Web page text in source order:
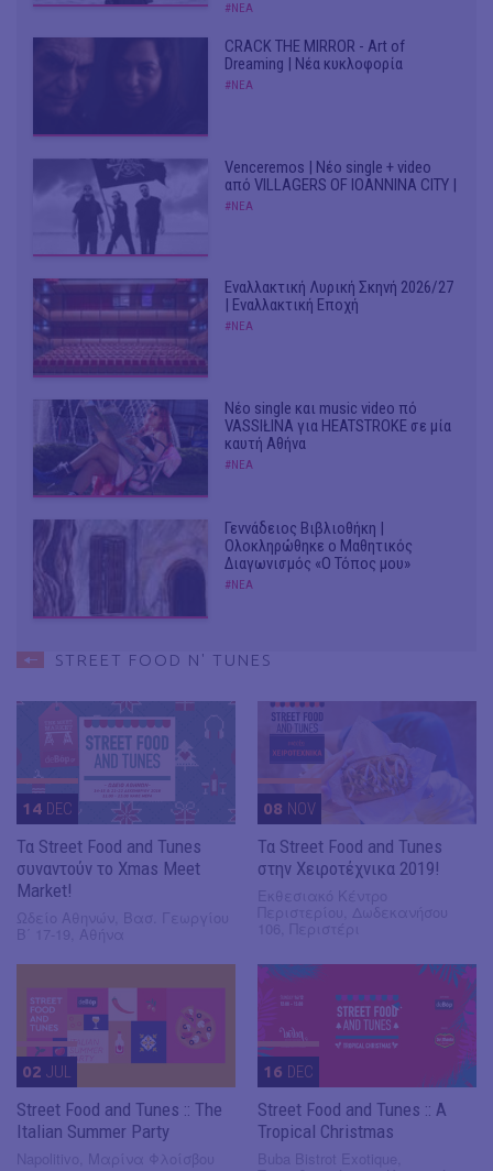
#ΝΕΑ
CRACK THE MIRROR - Art of
Dreaming | Νέα κυκλοφορία
#ΝΕΑ
Venceremos | Νέο single + video
από VILLAGERS OF IOANNINA CITY |
#ΝΕΑ
Εναλλακτική Λυρική Σκηνή 2026/27
| Εναλλακτική Εποχή
#ΝΕΑ
Νέο single και music video πό
VASSIŁINA για HEATSTROKE σε μία
καυτή Αθήνα
#ΝΕΑ
Γεννάδειος Βιβλιοθήκη |
Ολοκληρώθηκε ο Μαθητικός
Διαγωνισμός «Ο Τόπος μου»
#ΝΕΑ
STREET FOOD N' TUNES
14 DEC
Τα Street Food and Tunes
συναντούν το Xmas Meet
Market!
08 NOV
Τα Street Food and Tunes
στην Χειροτέχνικα 2019!
02 JUL
Street Food and Tunes :: The
Italian Summer Party
16 DEC
Street Food and Tunes :: A
Tropical Christmas